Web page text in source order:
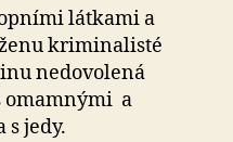
látkami a
kriminalisté
nedovolená
omamnými a
jedy.